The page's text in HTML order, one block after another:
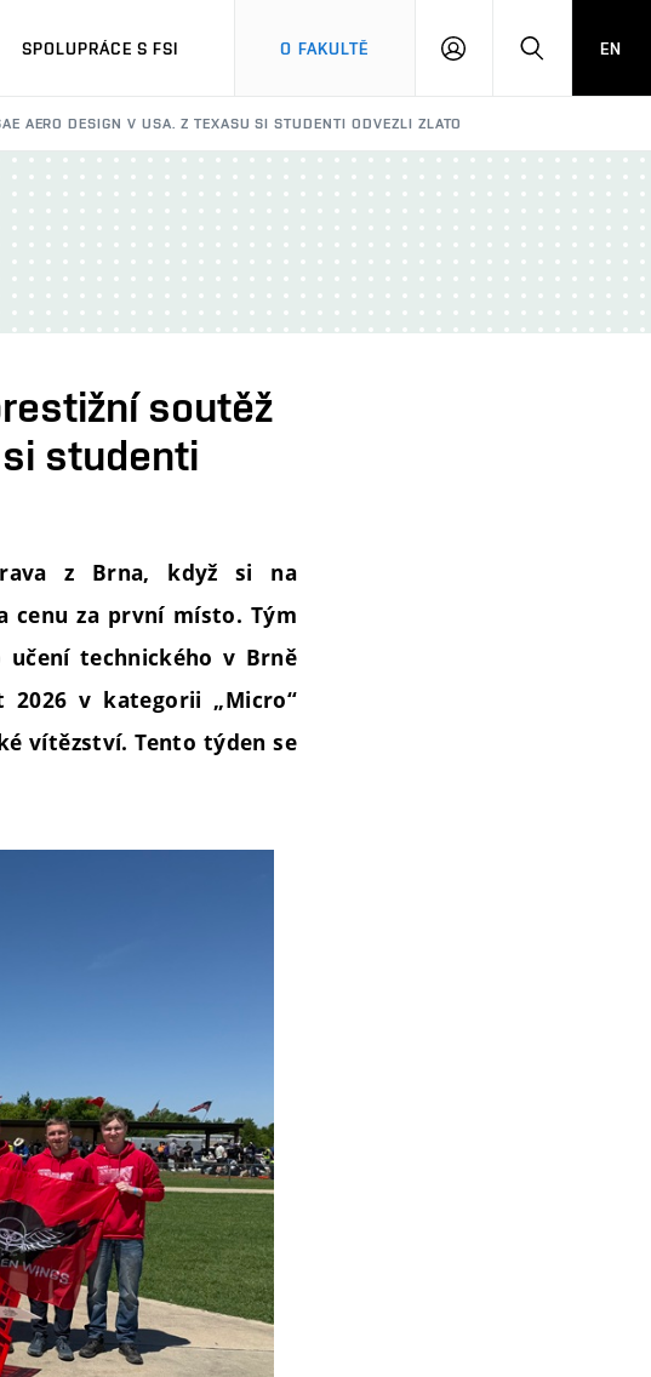
SPOLUPRÁCE S FSI O FAKULTĚ
PŘIHLÁŠENÍHLEDAT
EN
AERO DESIGN V USA. Z TEXASU SI STUDENTI ODVEZLI ZLATO
soutěž
si studenti
z Brna, když si na
cenu za první místo. Tým
učení technického v Brně
2026 v kategorii „Micro“
vítězství. Tento týden se